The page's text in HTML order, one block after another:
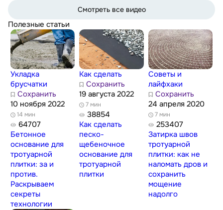
Смотреть все видео
Полезные статьи
Укладка
брусчатки
Сохранить
10 ноября 2022
14 мин
64707
Бетонное
основание для
тротуарной
плитки: за и
против.
Раскрываем
секреты
технологии
Как сделать
Сохранить
19 августа 2022
7 мин
38854
Как сделать
песко-
щебеночное
основание для
тротуарной
плитки
Советы и
лайфхаки
Сохранить
24 апреля 2020
7 мин
253407
Затирка швов
тротуарной
плитки: как не
наломать дров и
сохранить
мощение
надолго